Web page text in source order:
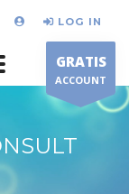
LOG IN
GRATIS
ACCOUNT